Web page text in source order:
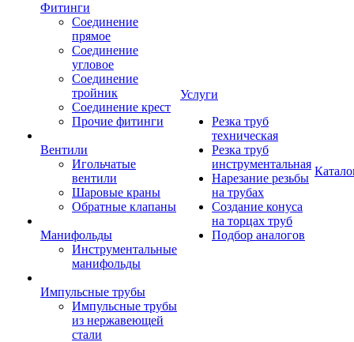
Фитинги
Соединение
прямое
Соединение
угловое
Соединение
тройник
Соединение крест
Прочие фитинги
Вентили
Игольчатые
вентили
Шаровые краны
Обратные клапаны
Манифольды
Инструментальные
манифольды
Импульсные трубы
Импульсные трубы
из нержавеющей
стали
Услуги
Резка труб
техническая
Резка труб
инструментальная
Нарезание резьбы
на трубах
Создание конуса
на торцах труб
Подбор аналогов